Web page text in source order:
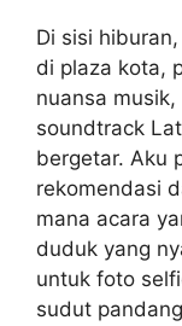
Di sisi
di plaza kota,
nuansa
soundtrack
bergetar. Aku
rekomendasi
mana acara
duduk yang
untuk foto
sudut